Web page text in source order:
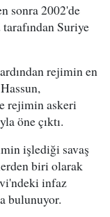
sonra 2002'de
Suriye
rejimin en
rejimin askeri
öne çıktı.
işlediği savaş
biri olarak
infaz
bulunuyor.